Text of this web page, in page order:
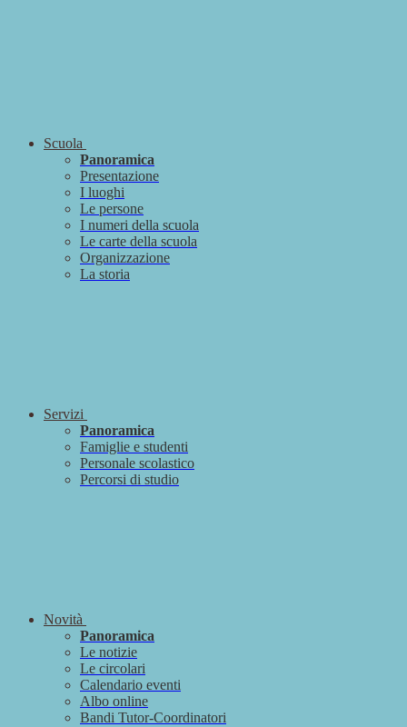
Scuola
Panoramica
Presentazione
I luoghi
Le persone
I numeri della scuola
Le carte della scuola
Organizzazione
La storia
Servizi
Panoramica
Famiglie e studenti
Personale scolastico
Percorsi di studio
Novità
Panoramica
Le notizie
Le circolari
Calendario eventi
Albo online
Bandi Tutor-Coordinatori